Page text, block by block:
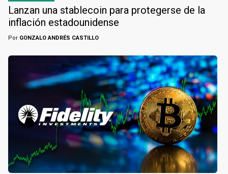
Lanzan una stablecoin para protegerse de la
inflación estadounidense
Por GONZALO ANDRÉS CASTILLO